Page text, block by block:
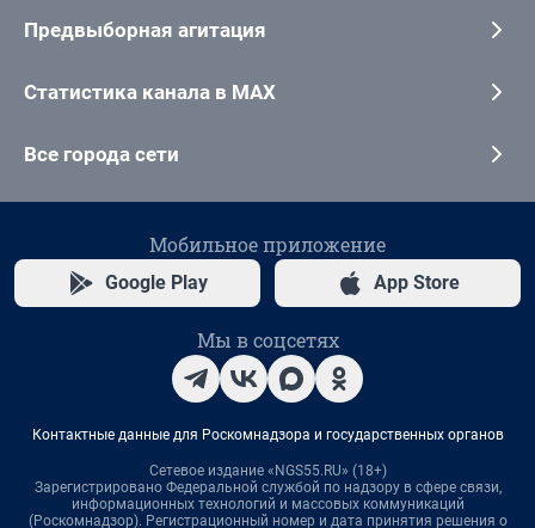
Предвыборная агитация
Статистика канала в MAX
Все города сети
Мобильное приложение
Google Play App Store
Мы в соцсетях
Контактные данные для Роскомнадзора и государственных органов
Сетевое издание «NGS55.RU» (18+)
Зарегистрировано Федеральной службой по надзору в сфере связи,
информационных технологий и массовых коммуникаций
(Роскомнадзор). Регистрационный номер и дата принятия решения о